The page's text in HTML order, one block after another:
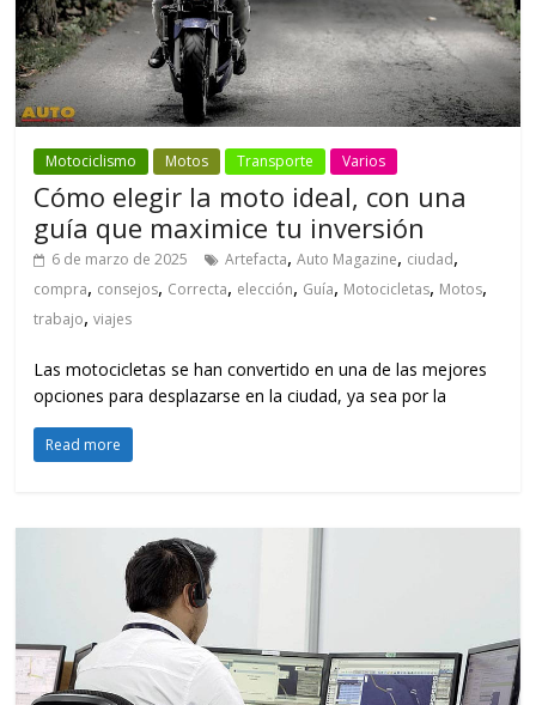
Motociclismo Motos Transporte Varios
Cómo elegir la moto ideal, con una
guía que maximice tu inversión
6 de marzo de 2025 Artefacta,Auto Magazine, ciudad,
compra, consejos, Correcta, elección, Guía, Motocicletas, Motos,
trabajo,viajes
Las motocicletas se han convertido en una de las mejores
opciones para desplazarse en la ciudad, ya sea por la
Read more